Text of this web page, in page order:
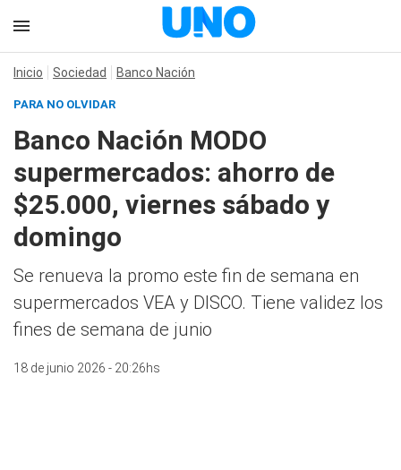
Inicio Sociedad Banco Nación
PARA NO OLVIDAR
Banco Nación MODO
supermercados: ahorro de
$25.000, viernes sábado y
domingo
Se renueva la promo este fin de semana en
supermercados VEA y DISCO. Tiene validez los
fines de semana de junio
18 de junio 2026 - 20:26hs